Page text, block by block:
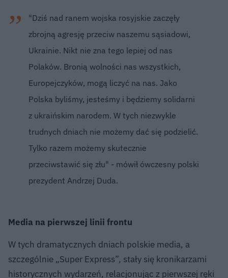
"Dziś nad ranem wojska rosyjskie zaczęły
zbrojną agresję przeciw naszemu sąsiadowi,
Ukrainie. Nikt nie zna tego lepiej od nas
Polaków. Bronią wolności nas wszystkich,
Europejczyków, mogą liczyć na nas. Jako
Polska byliśmy, jesteśmy i będziemy solidarni
z ukraińskim narodem. W tych niezwykle
trudnych dniach nie możemy dać się podzielić.
Tylko razem możemy skutecznie
przeciwstawić się złu" - mówił ówczesny polski
prezydent Andrzej Duda.
Media na pierwszej linii frontu
W tych dramatycznych dniach polskie media, a
szczególnie „Super Express”, stały się kronikarzami
historycznych wydarzeń, relacjonując z pierwszej ręki